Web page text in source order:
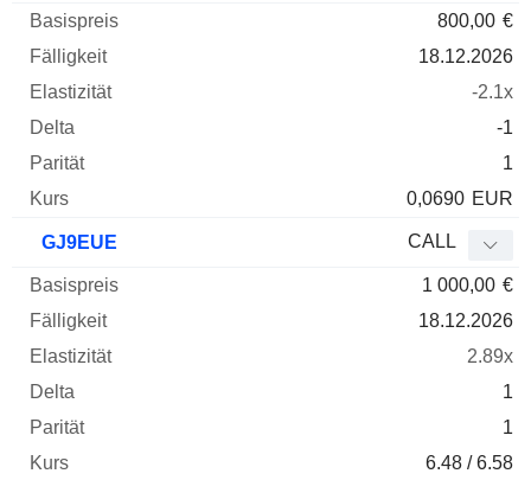
800,00 €
18.12.2026
-2.1x
-1
1
0,0690 EUR
GJ9EUE CALL
1 000,00 €
18.12.2026
2.89x
1
1
6.48 / 6.58